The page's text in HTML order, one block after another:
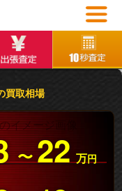
買取相場
〜22 万円